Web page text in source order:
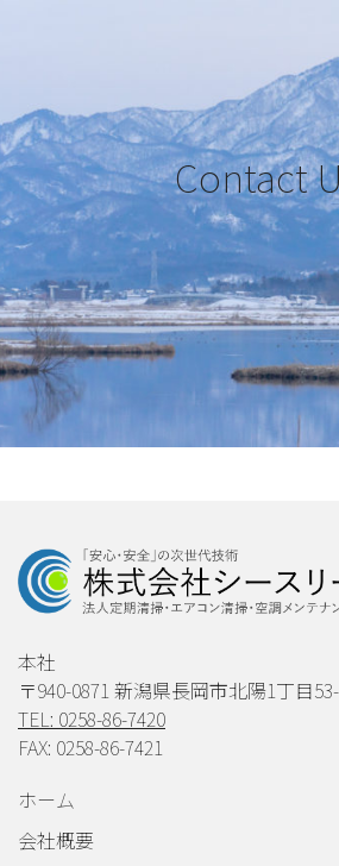
Contact
本社
〒940-0871 新潟県長岡市北陽1丁目
TEL: 0258-86-7420
FAX: 0258-86-7421
ホーム
会社概要